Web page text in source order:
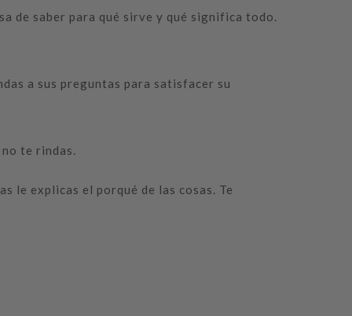
de saber para qué sirve y qué significa todo.
a sus preguntas para satisfacer su
te rindas.
le explicas el porqué de las cosas. Te